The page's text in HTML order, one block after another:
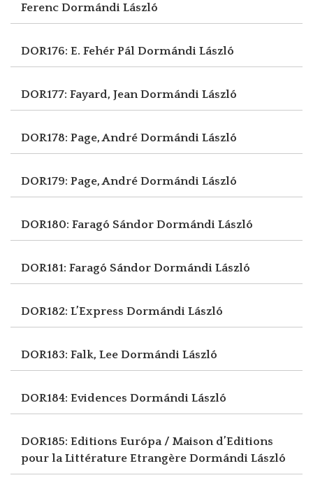
Ferenc Dormándi László
DOR176: E. Fehér Pál Dormándi László
DOR177: Fayard, JeanDormándi László
DOR178: Page, André Dormándi László
DOR179: Page, André Dormándi László
DOR180: Faragó Sándor Dormándi László
DOR181: Faragó Sándor Dormándi László
DOR182: L’Express Dormándi László
DOR183: Falk, Lee Dormándi László
DOR184: Evidences Dormándi László
DOR185: Editions Európa / Maison d’Editions
pour la Littérature Etrangère Dormándi László